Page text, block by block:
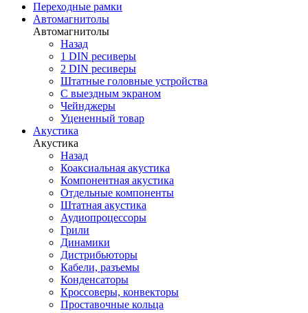
Переходные рамки
Автомагнитолы
Автомагнитолы
Назад
1 DIN ресиверы
2 DIN ресиверы
Штатные головные устройства
С выездным экраном
Чейнджеры
Уцененный товар
Акустика
Акустика
Назад
Коаксиальная акустика
Компонентная акустика
Отдельные компоненты
Штатная акустика
Аудиопроцессоры
Грили
Динамики
Дистрибьюторы
Кабели, разъемы
Конденсаторы
Кроссоверы, конвекторы
Проставочные кольца